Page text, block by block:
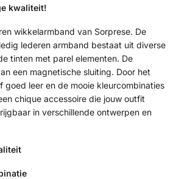
kwaliteit!
wikkelarmband van Sorprese. De
lederen armband bestaat uit diverse
tinten met parel elementen. De
een magnetische sluiting. Door het
goed leer en de mooie kleurcombinaties
chique accessoire die jouw outfit
in verschillende ontwerpen en